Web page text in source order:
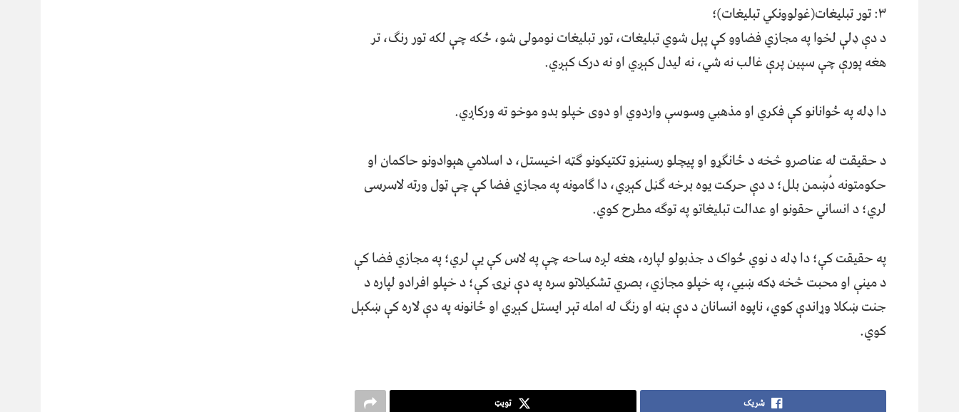
٣: تور تبلیغات(غولوونکي تبلیغات)؛
د دې ډلې لخوا په مجازي فضاوو کې پېل شوي تبلیغات، تور تبلیغات نومولی شو، ځکه چې لکه تور رنګ، تر
هغه پورې چې سپین پرې غالب نه شي، نه لیدل کېږي او نه درک کېږي.
دا ډله په ځوانانو کې فکري او مذهبي وسوسې واردوي او دوی خپلو بدو موخو ته ورکاږي.
د حقیقت له عناصرو څخه د ځانګړو او پیچلو رسنیزو تکتیکونو ګټه اخیستل، د اسلامي هېوادونو حاکمان او
حکومتونه دُښمن بلل؛ د دې حرکت یوه برخه ګڼل کېږي، دا ګامونه په مجازي فضا کې چې ټول ورته لاسرسی
لري؛ د انساني حقونو او عدالت تبلیغاتو په توګه مطرح کوي.
په حقیقت کې؛ دا ډله د نوي ځواک د جذبولو لپاره، هغه لږه ساحه چې په لاس کې یې لري؛ په مجازي فضا کې
د مینې او محبت څخه ډکه ښيي، په خپلو مجازي، بصري تشکیلاتو سره په دې نړۍ کې؛ د خپلو افرادو لپاره د
جنت ښکلا وړاندې کوي، ناپوه انسانان د دې بڼه او رنګ له امله تېر ایستل کېږي او ځانونه په دې لاره کې ښکېل
کوي.
شریک ټویټ